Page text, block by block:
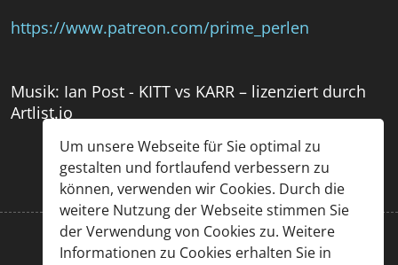
Um unsere Webseite für Sie optimal zu
gestalten und fortlaufend verbessern zu
können, verwenden wir Cookies. Durch die
weitere Nutzung der Webseite stimmen Sie
der Verwendung von Cookies zu. Weitere
Informationen zu Cookies erhalten Sie in
https://www.patreon.com/prime_perlen
Musik: Ian Post - KITT vs KARR – lizenziert durch
Artlist.io